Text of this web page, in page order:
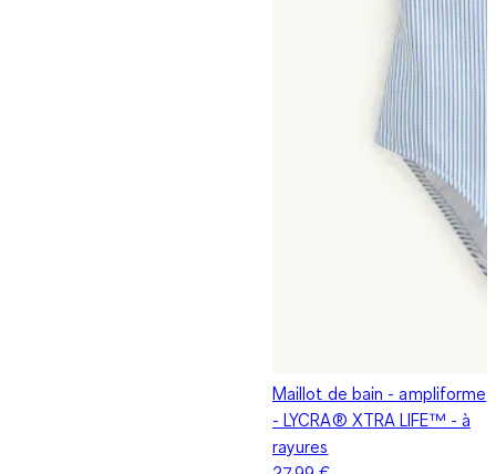
Maillot de bain - ampliforme
- LYCRA® XTRA LIFE™ - à
rayures